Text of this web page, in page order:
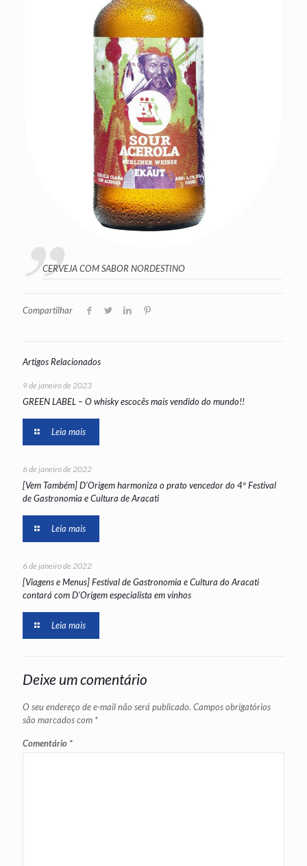
CERVEJA COM SABOR NORDESTINO
Compartilhar
Artigos Relacionados
9 de janeiro de 2023
GREEN LABEL – O whisky escocês mais vendido do mundo!!
Leia mais
6 de janeiro de 2022
[Vem Também] D’Origem harmoniza o prato vencedor do 4º Festival
de Gastronomia e Cultura de Aracati
Leia mais
6 de janeiro de 2022
[Viagens e Menus] Festival de Gastronomia e Cultura do Aracati
contará com D’Origem especialista em vinhos
Leia mais
Deixe um comentário
O seu endereço de e-mail não será publicado. Campos obrigatórios
são marcados com *
Comentário *